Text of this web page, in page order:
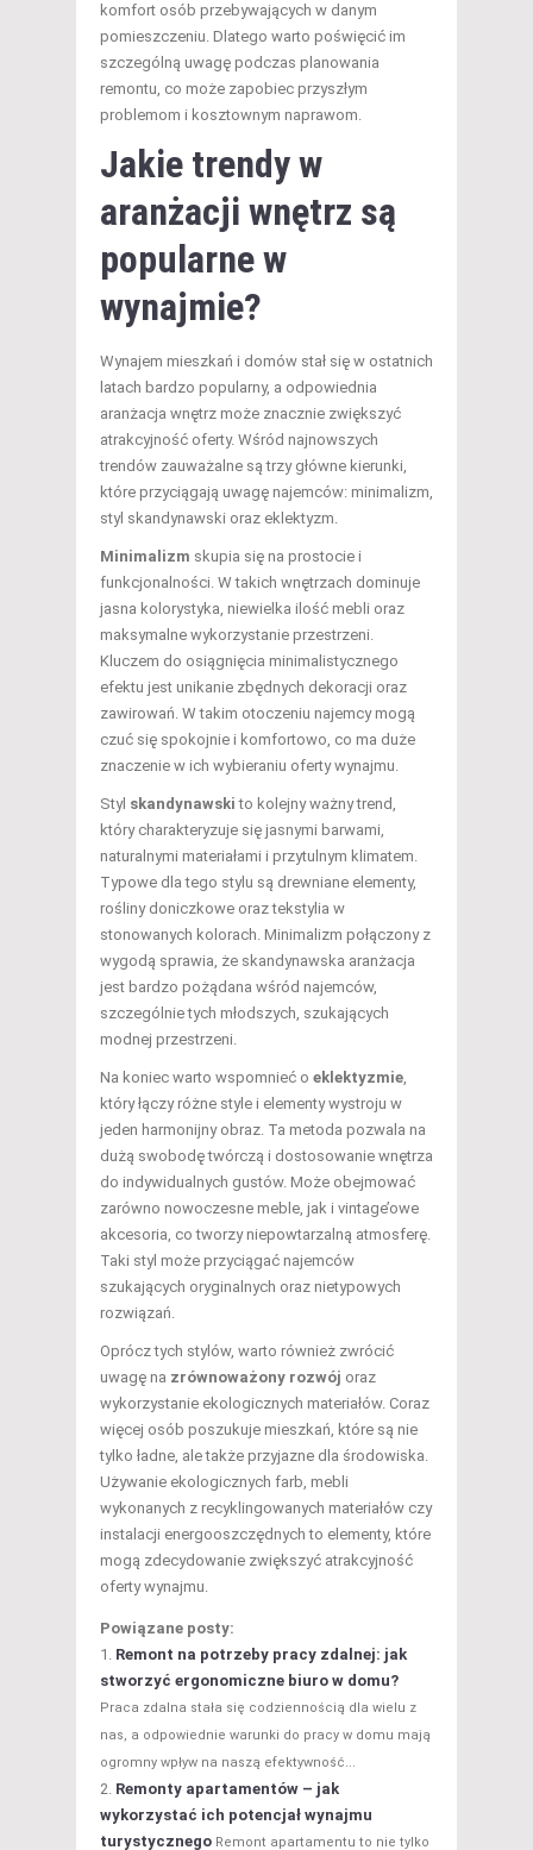
komfort osób przebywających w danym
pomieszczeniu. Dlatego warto poświęcić im
szczególną uwagę podczas planowania
remontu, co może zapobiec przyszłym
problemom i kosztownym naprawom.
Jakie trendy w
aranżacji wnętrz są
popularne w
wynajmie?
Wynajem mieszkań i domów stał się w ostatnich
latach bardzo popularny, a odpowiednia
aranżacja wnętrz może znacznie zwiększyć
atrakcyjność oferty. Wśród najnowszych
trendów zauważalne są trzy główne kierunki,
które przyciągają uwagę najemców: minimalizm,
styl skandynawski oraz eklektyzm.
Minimalizm skupia się na prostocie i
funkcjonalności. W takich wnętrzach dominuje
jasna kolorystyka, niewielka ilość mebli oraz
maksymalne wykorzystanie przestrzeni.
Kluczem do osiągnięcia minimalistycznego
efektu jest unikanie zbędnych dekoracji oraz
zawirowań. W takim otoczeniu najemcy mogą
czuć się spokojnie i komfortowo, co ma duże
znaczenie w ich wybieraniu oferty wynajmu.
Styl skandynawski to kolejny ważny trend,
który charakteryzuje się jasnymi barwami,
naturalnymi materiałami i przytulnym klimatem.
Typowe dla tego stylu są drewniane elementy,
rośliny doniczkowe oraz tekstylia w
stonowanych kolorach. Minimalizm połączony z
wygodą sprawia, że skandynawska aranżacja
jest bardzo pożądana wśród najemców,
szczególnie tych młodszych, szukających
modnej przestrzeni.
Na koniec warto wspomnieć o eklektyzmie,
który łączy różne style i elementy wystroju w
jeden harmonijny obraz. Ta metoda pozwala na
dużą swobodę twórczą i dostosowanie wnętrza
do indywidualnych gustów. Może obejmować
zarówno nowoczesne meble, jak i vintage’owe
akcesoria, co tworzy niepowtarzalną atmosferę.
Taki styl może przyciągać najemców
szukających oryginalnych oraz nietypowych
rozwiązań.
Oprócz tych stylów, warto również zwrócić
uwagę na zrównoważony rozwój oraz
wykorzystanie ekologicznych materiałów. Coraz
więcej osób poszukuje mieszkań, które są nie
tylko ładne, ale także przyjazne dla środowiska.
Używanie ekologicznych farb, mebli
wykonanych z recyklingowanych materiałów czy
instalacji energooszczędnych to elementy, które
mogą zdecydowanie zwiększyć atrakcyjność
oferty wynajmu.
Powiązane posty:
Remont na potrzeby pracy zdalnej: jak
stworzyć ergonomiczne biuro w domu?
Praca zdalna stała się codziennością dla wielu z
nas, a odpowiednie warunki do pracy w domu mają
ogromny wpływ na naszą efektywność...
Remonty apartamentów – jak
wykorzystać ich potencjał wynajmu
turystycznego Remont apartamentu to nie tylko